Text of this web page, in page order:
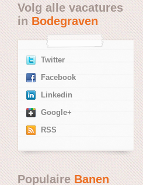
Volg alle vacatures
inBodegraven
Twitter
Facebook
Linkedin
Google+
RSS
PopulaireBanen